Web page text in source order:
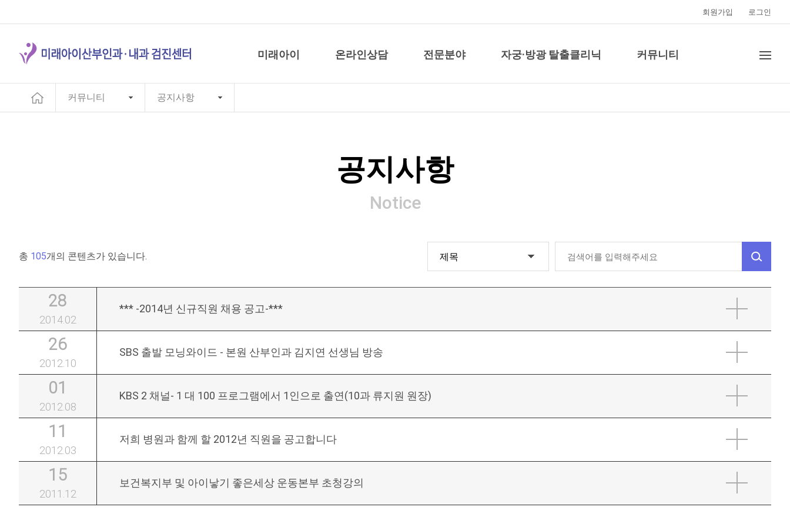
회원가입 로그인
미래아이 온라인상담 전문분야 자궁·방광 탈출클리닉 커뮤니티
커뮤니티 공지사항
공지사항
Notice
총 105개의 콘텐츠가 있습니다.
28
2014.02
*** -2014년 신규직원 채용 공고-***
26
2012.10
SBS 출발 모닝와이드 - 본원 산부인과 김지연 선생님 방송
01
2012.08
KBS 2 채널- 1 대 100 프로그램에서 1인으로 출연(10과 류지원 원장)
11
2012.03
저희 병원과 함께 할 2012년 직원을 공고합니다
15
2011.12
보건복지부 및 아이낳기 좋은세상 운동본부 초청강의